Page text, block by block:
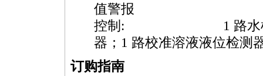
值警报
控制: 1 路水样/稀释
器；1 路校准溶液液位检测
订购指南